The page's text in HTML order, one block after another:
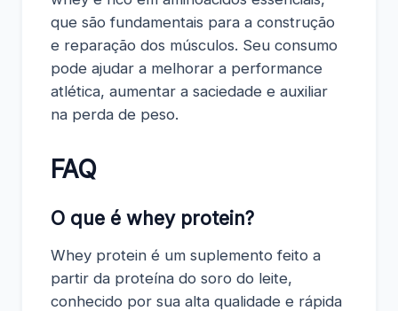
que são fundamentais para a construção
e reparação dos músculos. Seu consumo
pode ajudar a melhorar a performance
atlética, aumentar a saciedade e auxiliar
na perda de peso.
FAQ
O que é whey protein?
Whey protein é um suplemento feito a
partir da proteína do soro do leite,
conhecido por sua alta qualidade e rápida